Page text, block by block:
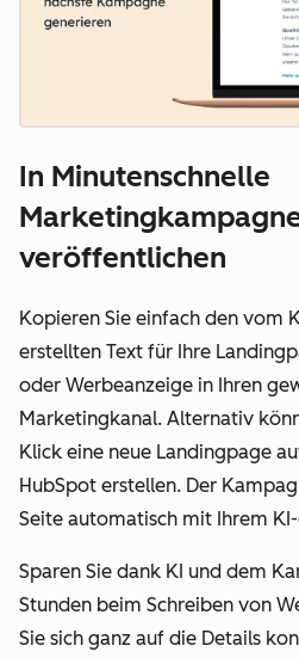
In Minutenschnelle
veröffentlichen
Kopieren Sie einfach den vom
erstellten Text für Ihre
oder Werbeanzeige in Ihren
Marketingkanal. Alternativ
Klick eine neue Landingpage
HubSpot erstellen. Der
Seite automatisch mit Ihrem
Sparen Sie dank KI und dem
Stunden beim Schreiben von
Sie sich ganz auf die Details